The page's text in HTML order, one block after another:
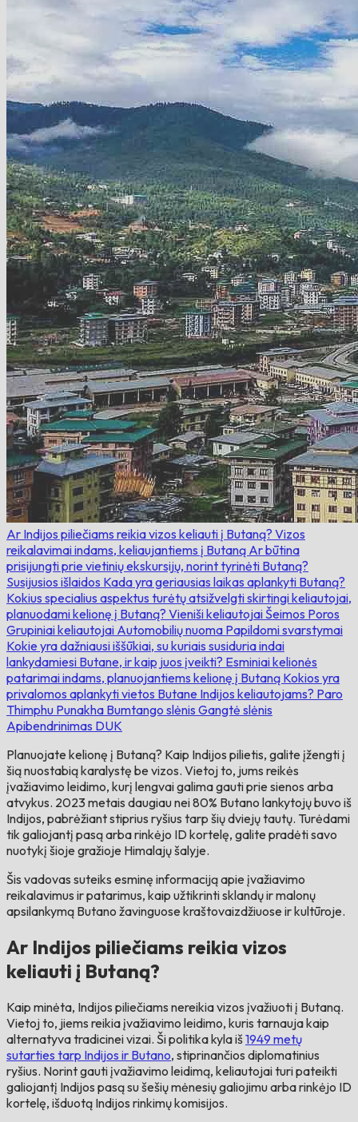
Ar Indijos piliečiams reikia vizos keliauti į Butaną? Vizos
reikalavimai indams, keliaujantiems į Butaną Ar būtina
prisijungti prie vietinių ekskursijų, norint tyrinėti Butaną?
Susijusios išlaidos Kada yra geriausias laikas aplankyti Butaną?
Kokius specialius aspektus turėtų atsižvelgti skirtingi keliautojai,
planuodami kelionę į Butaną? Vieniši keliautojaiŠeimos Poros
Grupiniai keliautojai Automobilių nuoma Papildomi svarstymai
Kokie yra dažniausi iššūkiai, su kuriais susiduria indai
lankydamiesi Butane, ir kaip juos įveikti? Esminiai kelionės
patarimai indams, planuojantiems kelionę į Butaną Kokios yra
privalomos aplankyti vietos Butane Indijos keliautojams? Paro
Thimphu Punakha Bumtango slėnis Gangtė slėnis
Apibendrinimas DUK
Planuojate kelionę į Butaną? Kaip Indijos pilietis, galite įžengti į
šią nuostabią karalystę be vizos. Vietoj to, jums reikės
įvažiavimo leidimo, kurį lengvai galima gauti prie sienos arba
atvykus. 2023 metais daugiau nei 80% Butano lankytojų buvo iš
Indijos, pabrėžiant stiprius ryšius tarp šių dviejų tautų. Turėdami
tik galiojantį pasą arba rinkėjo ID kortelę, galite pradėti savo
nuotykį šioje gražioje Himalajų šalyje.
Šis vadovas suteiks esminę informaciją apie įvažiavimo
reikalavimus ir patarimus, kaip užtikrinti sklandų ir malonų
apsilankymą Butano žavinguose kraštovaizdžiuose ir kultūroje.
Ar Indijos piliečiams reikia vizos
keliauti į Butaną?
Kaip minėta, Indijos piliečiams nereikia vizos įvažiuoti į Butaną.
Vietoj to, jiems reikia įvažiavimo leidimo, kuris tarnauja kaip
alternatyva tradicinei vizai. Ši politika kyla iš1949 metų
sutarties tarp Indijos ir Butano, stiprinančios diplomatinius
ryšius. Norint gauti įvažiavimo leidimą, keliautojai turi pateikti
galiojantį Indijos pasą su šešių mėnesių galiojimu arba rinkėjo ID
kortelę, išduotą Indijos rinkimų komisijos.